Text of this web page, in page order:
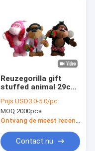
Reuzegorilla gift
stuffed animal 29cm
zingen dansen
Prijs:USD3.0-5.0/pc
MOQ:2000pcs
Ontvang de meest recente Prijs
Contact nu